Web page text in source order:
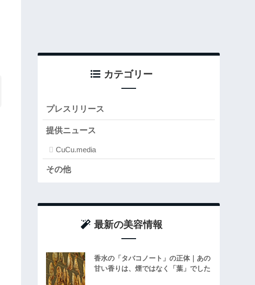
カテゴリー
プレスリリース
提供ニュース
CuCu.media
その他
最新の美容情報
香水の「タバコノート」の正体｜あの
甘い香りは、煙ではなく「葉」でした